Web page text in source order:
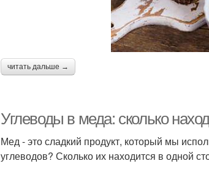
читать дальше →
Углеводы в меда: сколько
Мед - это сладкий продукт, который мы
углеводов? Сколько их находится в одной